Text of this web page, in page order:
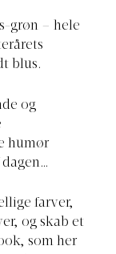
grøn – hele
blus.
og
humør
farver,
og skab et
som her